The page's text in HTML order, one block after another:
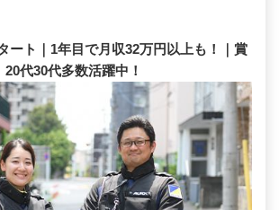
ート｜1年目で月収32万円以上も！｜賞
代30代多数活躍中！